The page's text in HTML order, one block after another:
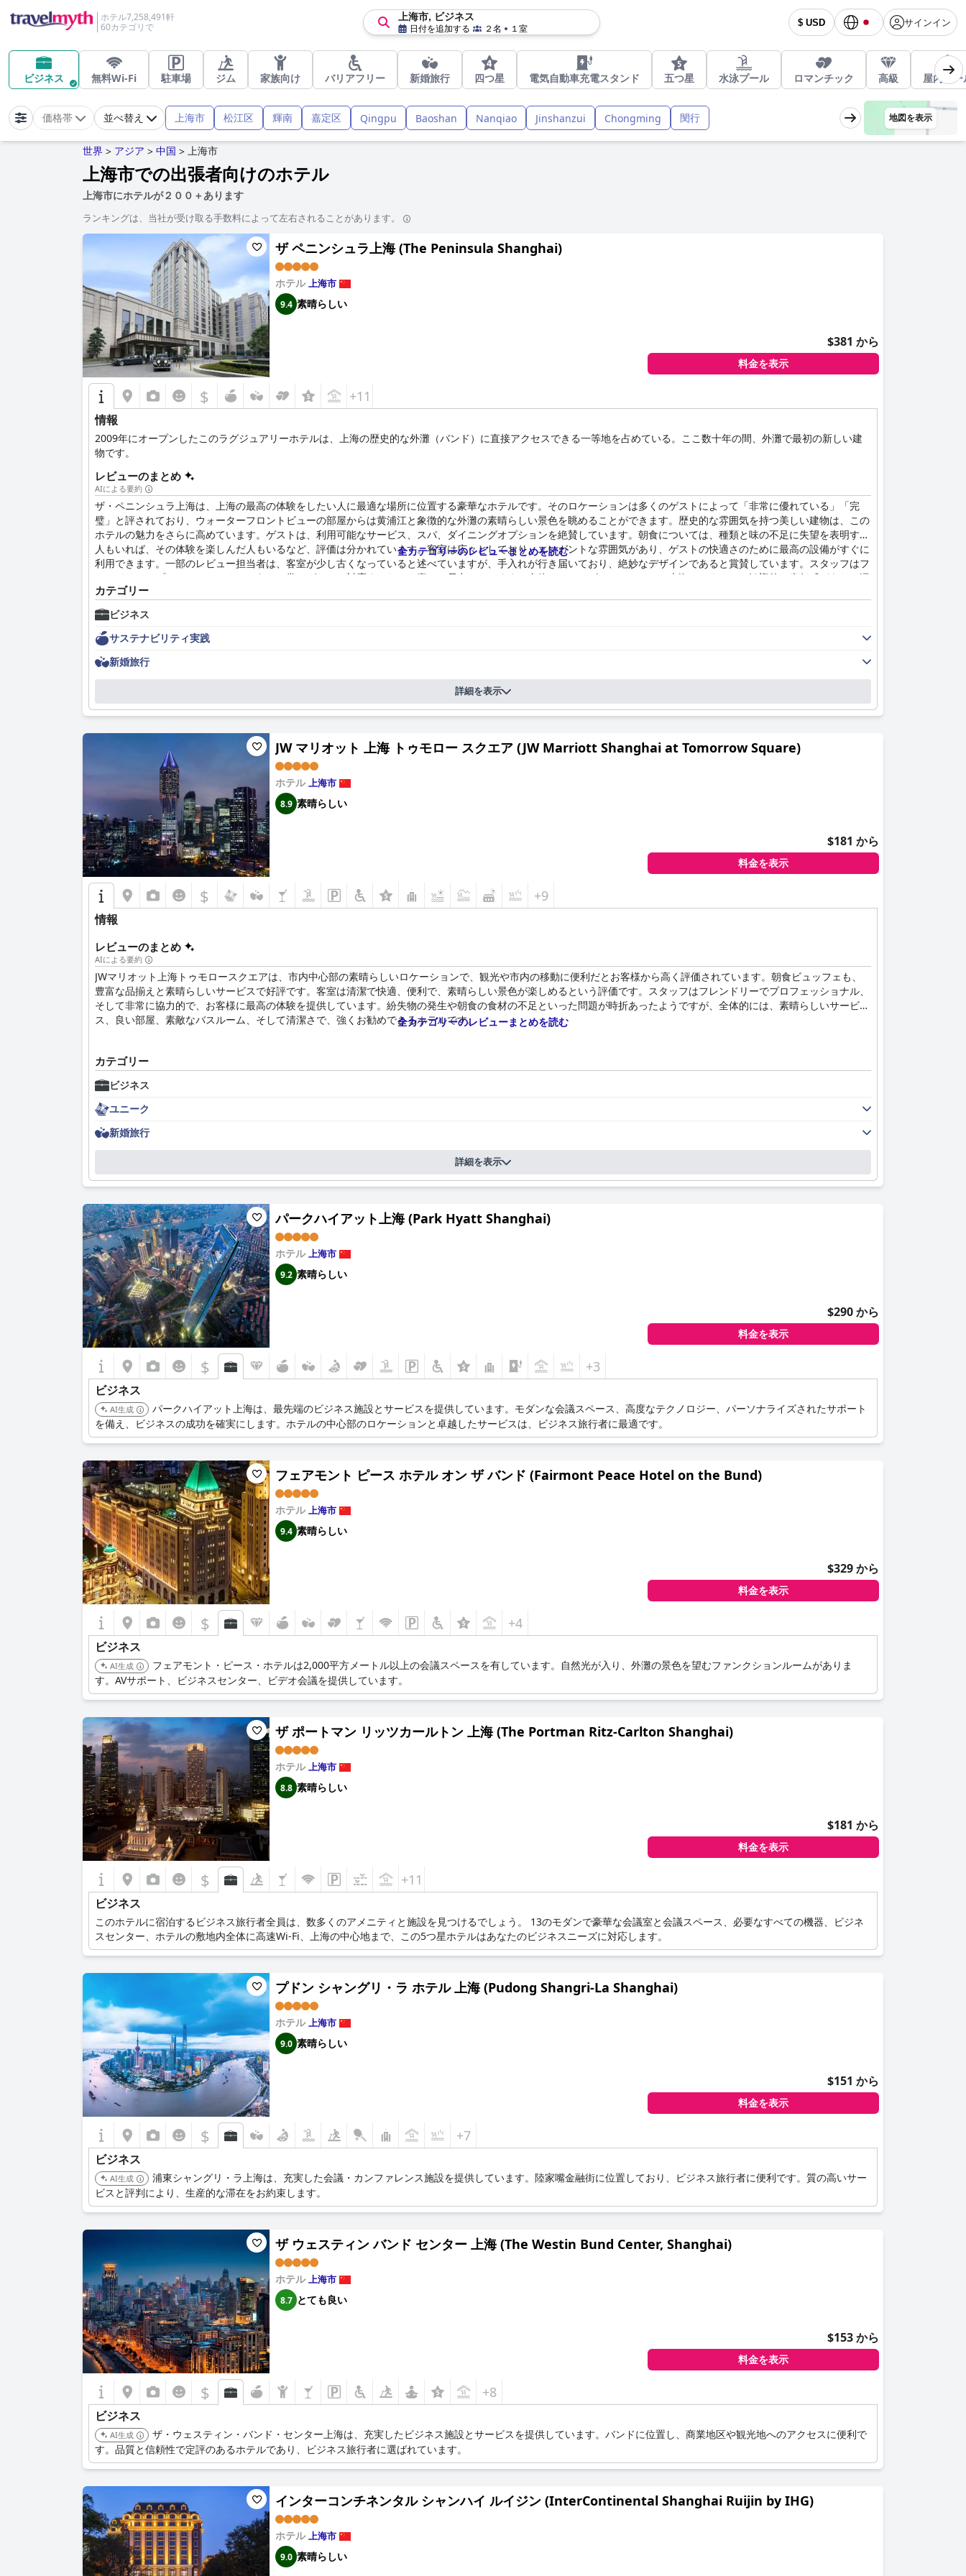
ホテル7,258,491軒
60カテゴリで
$ USD サインイン
上海市, ビジネス
日付を追加する ２名 １室
ビジネス 無料Wi-Fi 駐車場 ジム 家族向け バリアフリー 新婚旅行 四つ星 電気自動車充電スタンド 五つ星 水泳プール ロマンチック 高級 屋内プー
価格帯 並べ替え 上海市 松江区 輝南 嘉定区 Qingpu Baoshan Nanqiao Jinshanzui Chongming 閔行 地図を表示
世界 > アジア > 中国 > 上海市
上海市での出張者向けのホテル
上海市にホテルが２００＋あります
ランキングは、当社が受け取る手数料によって左右されることがあります。
ザ ペニンシュラ上海 (The Peninsula Shanghai)
ホテル上海市
9.4 素晴らしい
$381 から
料金を表示
$ +11
情報
2009年にオープンしたこのラグジュアリーホテルは、上海の歴史的な外灘（バンド）に直接アクセスできる一等地を占めている。ここ数十年の間、外灘で最初の新しい建
物です。
レビューのまとめ
AIによる要約
ザ・ペニンシュラ上海は、上海の最高の体験をしたい人に最適な場所に位置する豪華なホテルです。そのロケーションは多くのゲストによって「非常に優れている」「完
璧」と評されており、ウォーターフロントビューの部屋からは黄浦江と象徴的な外灘の素晴らしい景色を眺めることができます。歴史的な雰囲気を持つ美しい建物は、この
ホテルの魅力をさらに高めています。ゲストは、利用可能なサービス、スパ、ダイニングオプションを絶賛しています。朝食については、種類と味の不足に失望を表明する
人もいれば、その体験を楽しんだ人もいるなど、評価は分かれています。客室は広々としており、エレガントな雰囲気があり、ゲストの快適さのために最高の設備がすぐに
利用できます。一部のレビュー担当者は、客室が少し古くなっていると述べていますが、手入れが行き届いており、絶妙なデザインであると賞賛しています。スタッフはフ
レンドリーでプロフェッショナルであり、常にゲストに対応するために喜んで尽力しています。全体として、ザ・ペニンシュラ上海のスタッフは歓迎的で責任感があり、滞
在を快適で忘れられないものにします。
全カテゴリーのレビューまとめを読む
カテゴリー
ビジネス
サステナビリティ実践
新婚旅行
詳細を表示
JW マリオット 上海 トゥモロー スクエア (JW Marriott Shanghai at Tomorrow Square)
ホテル上海市
8.9 素晴らしい
$181 から
料金を表示
$ +9
情報
レビューのまとめ
AIによる要約
JWマリオット上海トゥモロースクエアは、市内中心部の素晴らしいロケーションで、観光や市内の移動に便利だとお客様から高く評価されています。朝食ビュッフェも、
豊富な品揃えと素晴らしいサービスで好評です。客室は清潔で快適、便利で、素晴らしい景色が楽しめるという評価です。スタッフはフレンドリーでプロフェッショナル、
そして非常に協力的で、お客様に最高の体験を提供しています。紛失物の発生や朝食の食材の不足といった問題が時折あったようですが、全体的には、素晴らしいサービ
ス、良い部屋、素敵なバスルーム、そして清潔さで、強くお勧めできるホテルです。全カテゴリーのレビューまとめを読む
カテゴリー
ビジネス
ユニーク
新婚旅行
詳細を表示
パークハイアット上海 (Park Hyatt Shanghai)
ホテル上海市
9.2 素晴らしい
$290 から
料金を表示
$ +3
ビジネス
AI生成
パークハイアット上海は、最先端のビジネス施設とサービスを提供しています。モダンな会議スペース、高度なテクノロジー、パーソナライズされたサポート
を備え、ビジネスの成功を確実にします。ホテルの中心部のロケーションと卓越したサービスは、ビジネス旅行者に最適です。
フェアモント ピース ホテル オン ザ バンド (Fairmont Peace Hotel on the Bund)
ホテル上海市
9.4 素晴らしい
$329 から
料金を表示
$ +4
ビジネス
AI生成
フェアモント・ピース・ホテルは2,000平方メートル以上の会議スペースを有しています。自然光が入り、外灘の景色を望むファンクションルームがありま
す。AVサポート、ビジネスセンター、ビデオ会議を提供しています。
ザ ポートマン リッツカールトン 上海 (The Portman Ritz-Carlton Shanghai)
ホテル上海市
8.8 素晴らしい
$181 から
料金を表示
$ +11
ビジネス
このホテルに宿泊するビジネス旅行者全員は、数多くのアメニティと施設を見つけるでしょう。 13のモダンで豪華な会議室と会議スペース、必要なすべての機器、ビジネ
スセンター、ホテルの敷地内全体に高速Wi-Fi、上海の中心地まで、この5つ星ホテルはあなたのビジネスニーズに対応します。
プドン シャングリ・ラ ホテル 上海 (Pudong Shangri-La Shanghai)
ホテル上海市
9.0 素晴らしい
$151 から
料金を表示
$ +7
ビジネス
AI生成
浦東シャングリ・ラ上海は、充実した会議・カンファレンス施設を提供しています。陸家嘴金融街に位置しており、ビジネス旅行者に便利です。質の高いサー
ビスと評判により、生産的な滞在をお約束します。
ザ ウェスティン バンド センター 上海 (The Westin Bund Center, Shanghai)
ホテル上海市
8.7 とても良い
$153 から
料金を表示
$ +8
ビジネス
AI生成
ザ・ウェスティン・バンド・センター上海は、充実したビジネス施設とサービスを提供しています。バンドに位置し、商業地区や観光地へのアクセスに便利で
す。品質と信頼性で定評のあるホテルであり、ビジネス旅行者に選ばれています。
インターコンチネンタル シャンハイ ルイジン (InterContinental Shanghai Ruijin by IHG)
ホテル上海市
9.0 素晴らしい